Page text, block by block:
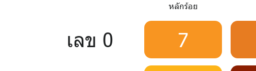
หลักร้อย
เลข 0 7